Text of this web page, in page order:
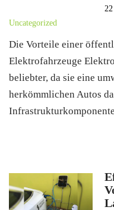
Uncategorized
Die Vorteile einer
Elektrofahrzeuge
beliebter, da sie eine
herkömmlichen Autos